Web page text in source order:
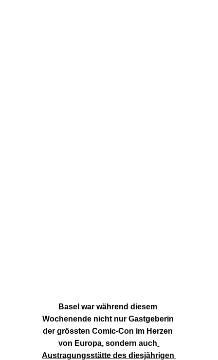
Basel war während diesem
Wochenende nicht nur Gastgeberin
der grössten Comic-Con im Herzen
von Europa, sondern auch
Austragungsstätte des diesjährigen